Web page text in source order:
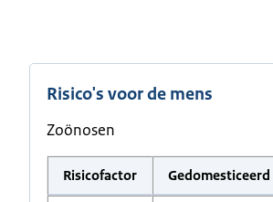
Risico's voor de mens
Zoönosen
Risicofactor Gedomesticeerd